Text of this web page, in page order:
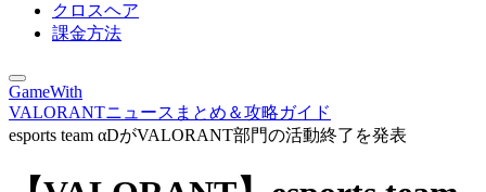
クロスヘア
課金方法
GameWith
VALORANTニュースまとめ＆攻略ガイド
esports team αDがVALORANT部門の活動終了を発表